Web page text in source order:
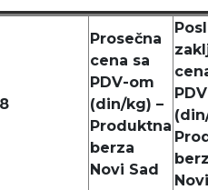
Prosečna
cena sa
PDV-om
(din/kg) –
Produktna
berza
Novi Sad